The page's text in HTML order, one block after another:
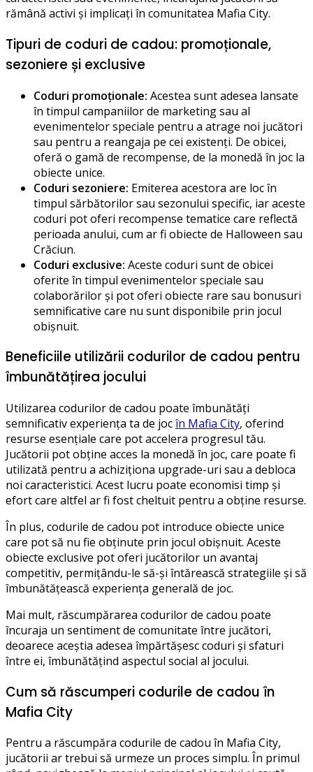
rămână activi și implicați în comunitatea Mafia City.
Tipuri de coduri de cadou: promoționale,
sezoniere și exclusive
Coduri promoționale: Acestea sunt adesea lansate
în timpul campaniilor de marketing sau al
evenimentelor speciale pentru a atrage noi jucători
sau pentru a reangaja pe cei existenți. De obicei,
oferă o gamă de recompense, de la monedă în joc la
obiecte unice.
Coduri sezoniere: Emiterea acestora are loc în
timpul sărbătorilor sau sezonului specific, iar aceste
coduri pot oferi recompense tematice care reflectă
perioada anului, cum ar fi obiecte de Halloween sau
Crăciun.
Coduri exclusive: Aceste coduri sunt de obicei
oferite în timpul evenimentelor speciale sau
colaborărilor și pot oferi obiecte rare sau bonusuri
semnificative care nu sunt disponibile prin jocul
obișnuit.
Beneficiile utilizării codurilor de cadou pentru
îmbunătățirea jocului
Utilizarea codurilor de cadou poate îmbunătăți
semnificativ experiența ta de jocîn Mafia City, oferind
resurse esențiale care pot accelera progresul tău.
Jucătorii pot obține acces la monedă în joc, care poate fi
utilizată pentru a achiziționa upgrade-uri sau a debloca
noi caracteristici. Acest lucru poate economisi timp și
efort care altfel ar fi fost cheltuit pentru a obține resurse.
În plus, codurile de cadou pot introduce obiecte unice
care pot să nu fie obținute prin jocul obișnuit. Aceste
obiecte exclusive pot oferi jucătorilor un avantaj
competitiv, permițându-le să-și întărească strategiile și să
îmbunătățească experiența generală de joc.
Mai mult, răscumpărarea codurilor de cadou poate
încuraja un sentiment de comunitate între jucători,
deoarece aceștia adesea împărtășesc coduri și sfaturi
între ei, îmbunătățind aspectul social al jocului.
Cum să răscumperi codurile de cadou în
Mafia City
Pentru a răscumpăra codurile de cadou în Mafia City,
jucătorii ar trebui să urmeze un proces simplu. În primul